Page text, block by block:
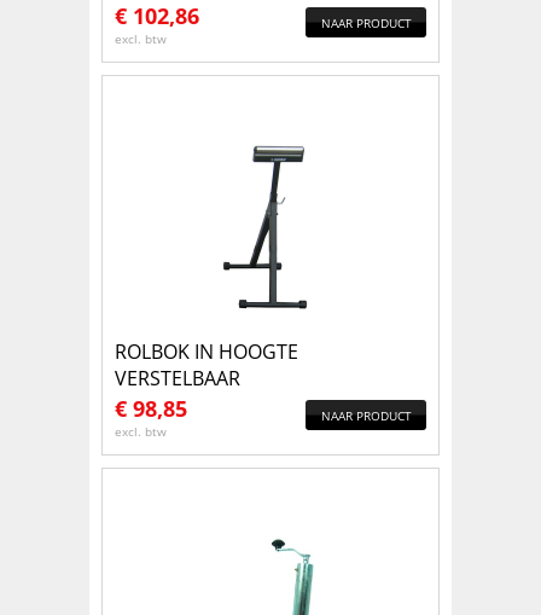
€ 102,86
excl. btw
NAAR PRODUCT
ROLBOK IN HOOGTE
VERSTELBAAR
€ 98,85
excl. btw
NAAR PRODUCT